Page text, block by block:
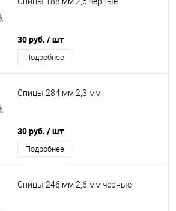
30 руб. / шт
Подробнее
Спицы 284 мм 2,3 мм
30 руб. / шт
Подробнее
Спицы 246 мм 2,6 мм черные